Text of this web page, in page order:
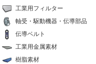
工業用フィルター
軸受・駆動機器・伝導部品
伝導ベルト
工業用金属素材
樹脂素材